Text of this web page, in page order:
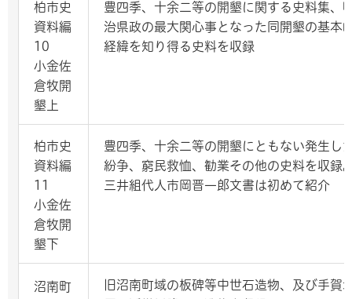
柏市史
資料編
10
小金佐
倉牧開
墾上
豊四季、十余二等の開墾に関する史料集、
治県政の最大関心事となった同開墾の基本
経緯を知り得る史料を収録
柏市史
資料編
11
小金佐
倉牧開
墾下
豊四季、十余二等の開墾にともない発生し
紛争、窮民救恤、勧業その他の史料を収録
三井組代人市岡晋一郎文書は初めて紹介
沼南町
旧沼南町域の板碑等中世石造物、及び手賀